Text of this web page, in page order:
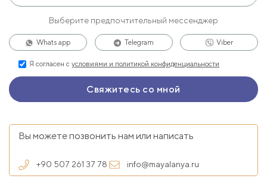
Выберите предпочтительный мессенджер
Whats app Telegram Viber
Я согласен с условиями и политикой конфиденциальности
Вы можете позвонить нам или написать
+90 507 261 37 78 info@mayalanya.ru